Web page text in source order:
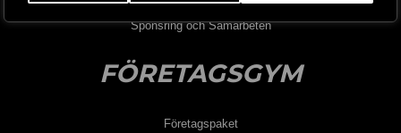
Sponsring och Samarbeten
FÖRETAGSGYM
Företagspaket